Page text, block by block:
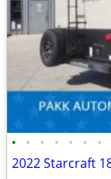
• • • • • • •